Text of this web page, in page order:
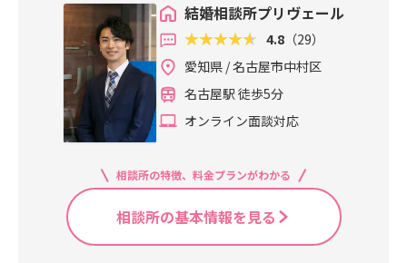
結婚相談所プリヴェール
4.8 （29）
愛知県 / 名古屋市中村区
名古屋駅 徒歩5分
オンライン面談対応
相談所の特徴、料金プランがわかる
相談所の基本情報を見る